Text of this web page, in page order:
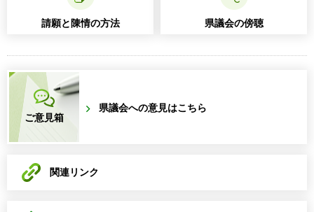
請願と陳情の方法 県議会の傍聴
ご意見箱
県議会への意見はこちら
関連リンク